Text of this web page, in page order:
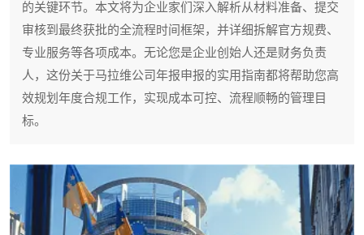
的关键环节。本文将为企业家们深入解析从材料准备、提交
审核到最终获批的全流程时间框架，并详细拆解官方规费、
专业服务等各项成本。无论您是企业创始人还是财务负责
人，这份关于马拉维公司年报申报的实用指南都将帮助您高
效规划年度合规工作，实现成本可控、流程顺畅的管理目
标。